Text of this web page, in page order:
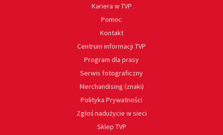
Kariera w TVP
Pomoc
Kontakt
Centrum informacji TVP
Program dla prasy
Serwis fotograficzny
Merchandising (znaki)
Polityka Prywatności
Zgłoś nadużycie w sieci
Sklep TVP